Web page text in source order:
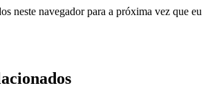
neste navegador para a próxima vez que eu